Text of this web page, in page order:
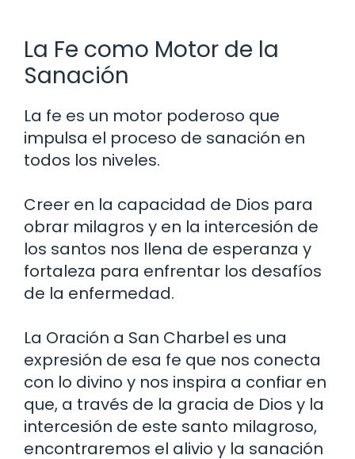
La Fe como Motor de la
Sanación
La fe es un motor poderoso que
impulsa el proceso de sanación en
todos los niveles.
Creer en la capacidad de Dios para
obrar milagros y en la intercesión de
los santos nos llena de esperanza y
fortaleza para enfrentar los desafíos
de la enfermedad.
La Oración a San Charbel es una
expresión de esa fe que nos conecta
con lo divino y nos inspira a confiar en
que, a través de la gracia de Dios y la
intercesión de este santo milagroso,
encontraremos el alivio y la sanación